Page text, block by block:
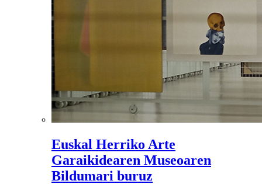
Euskal Herriko Arte
Garaikidearen Museoaren
Bildumari buruz